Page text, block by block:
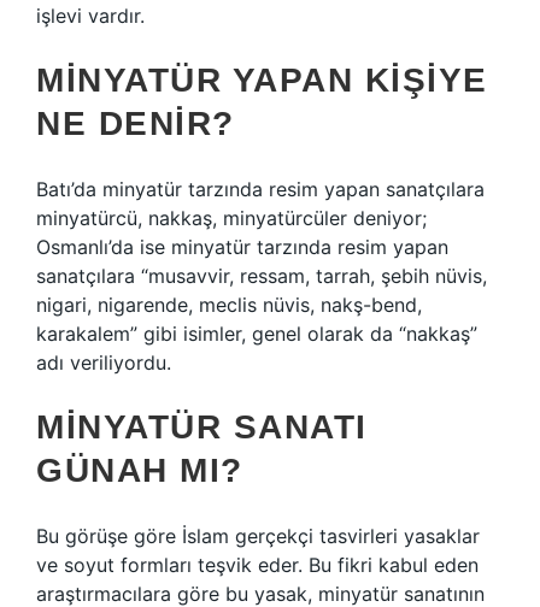
işlevi vardır.
MINYATÜR YAPAN KIŞIYE
NE DENIR?
Batı’da minyatür tarzında resim yapan sanatçılara
minyatürcü, nakkaş, minyatürcüler deniyor;
Osmanlı’da ise minyatür tarzında resim yapan
sanatçılara “musavvir, ressam, tarrah, şebih nüvis,
nigari, nigarende, meclis nüvis, nakş-bend,
karakalem” gibi isimler, genel olarak da “nakkaş”
adı veriliyordu.
MINYATÜR SANATI
GÜNAH MI?
Bu görüşe göre İslam gerçekçi tasvirleri yasaklar
ve soyut formları teşvik eder. Bu fikri kabul eden
araştırmacılara göre bu yasak, minyatür sanatının